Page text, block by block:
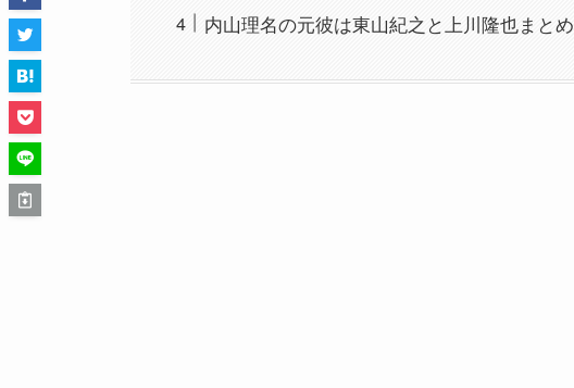
内山理名の元彼は東山紀之と上川隆也まとめ